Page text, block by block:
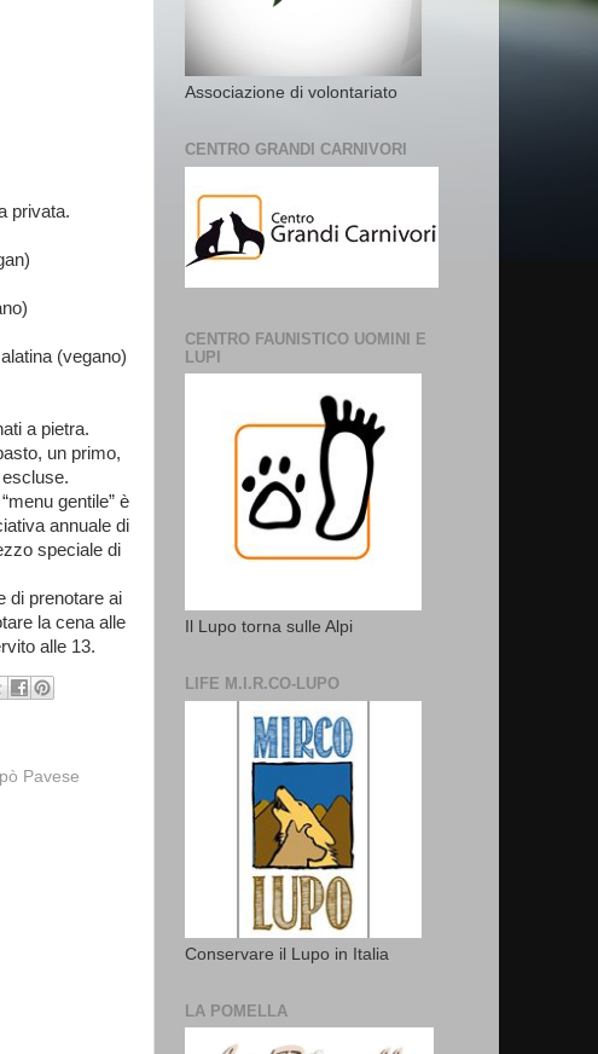
privata.
(vegano)
a pietra.
un primo,
gentile” è
annuale di
speciale di
di prenotare ai
la cena alle
alle 13.
Pavese
Associazione di volontariato
CENTRO GRANDI CARNIVORI
CENTRO FAUNISTICO UOMINI E
LUPI
Il Lupo torna sulle Alpi
LIFE M.I.R.CO-LUPO
Conservare il Lupo in Italia
LA POMELLA